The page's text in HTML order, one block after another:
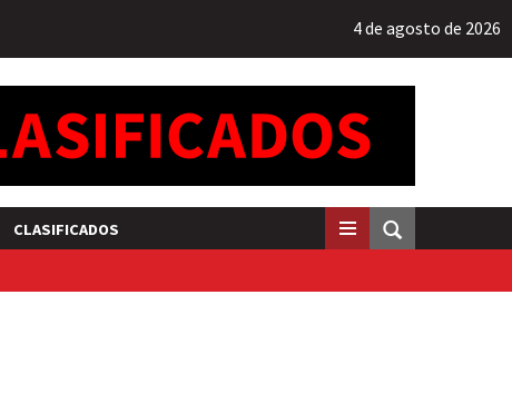
4 de agosto de 2026
CLASIFICADOS